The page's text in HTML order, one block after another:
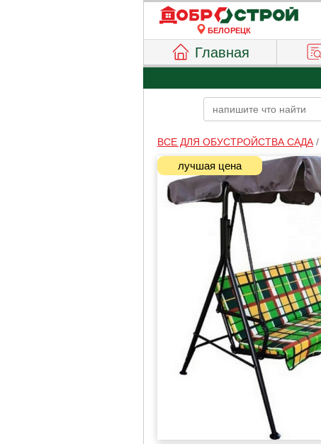
БЕЛОРЕЦК
Главная
ВСЕ ДЛЯ ОБУСТРОЙСТВА САДА/